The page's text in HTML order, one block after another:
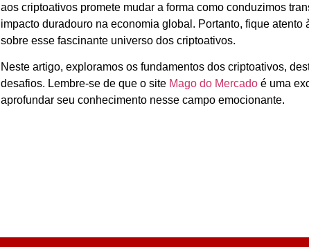
aos criptoativos promete mudar a forma como conduzimos
impacto duradouro na economia global. Portanto, fique
sobre esse fascinante universo dos criptoativos.
Neste artigo, exploramos os fundamentos dos criptoativos,
desafios. Lembre-se de que o site Mago do Mercadoé uma
aprofundar seu conhecimento nesse campo emocionante.